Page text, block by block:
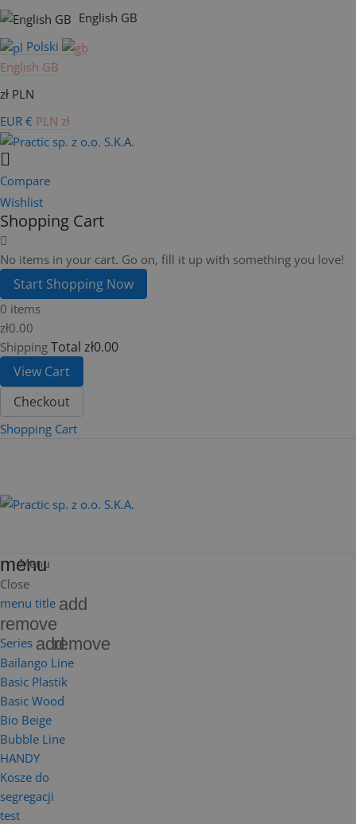
English GB
Polski
English GB
zł PLN
EUR € PLN zł
Compare
Wishlist
Shopping Cart
No items in your cart. Go on, fill it up with something you love!
Start Shopping Now
0 items
zł0.00
Shipping Total zł0.00
View Cart
Checkout
Shopping Cart
menu
Menu
Close
menu title add
remove
Series addremove
Bailango Line
Basic Plastik
Basic Wood
Bio Beige
Bubble Line
HANDY
Kosze do
segregacji
test